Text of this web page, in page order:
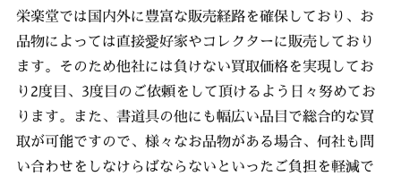
栄楽堂では国内外に豊富な販売経路を確保しており、お
品物によっては直接愛好家やコレクターに販売しており
ます。そのため他社には負けない買取価格を実現してお
り2度目、3度目のご依頼をして頂けるよう日々努めてお
ります。また、書道具の他にも幅広い品目で総合的な買
取が可能ですので、様々なお品物がある場合、何社も問
い合わせをしなけらばならないといったご負担を軽減で